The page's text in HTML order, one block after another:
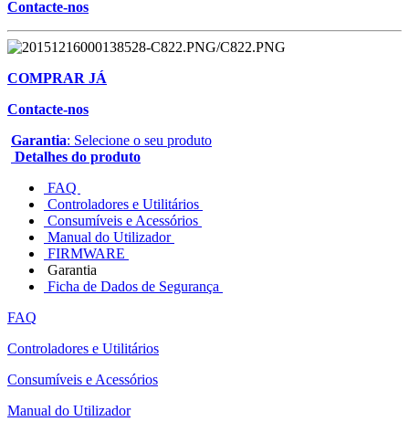
Contacte-nos
COMPRAR JÁ
Contacte-nos
Garantia: Selecione o seu produto
Detalhes do produto
FAQ
Controladores e Utilitários
Consumíveis e Acessórios
Manual do Utilizador
FIRMWARE
Garantia
Ficha de Dados de Segurança
FAQ
Controladores e Utilitários
Consumíveis e Acessórios
Manual do Utilizador